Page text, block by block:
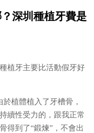
深圳種植牙費是
植牙主要比活動假牙好
植體植入了牙槽骨，
續性受力的，跟我正常
得到了“鍛煉”，不會出